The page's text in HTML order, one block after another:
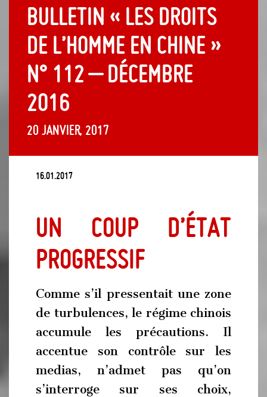
Bulletin « Les droits
de l’Homme en Chine »
n° 112 – décembre
2016
20 janvier, 2017
16.01.2017
Un coup d’État
progressif
Comme s’il pressentait une zone
de turbulences, le régime chinois
accumule les précautions. Il
accentue son contrôle sur les
medias, n’admet pas qu’on
s’interroge sur ses choix,